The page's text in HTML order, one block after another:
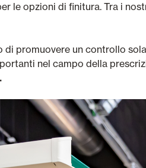
le opzioni di finitura. Tra i
promuovere un controllo
nel campo della